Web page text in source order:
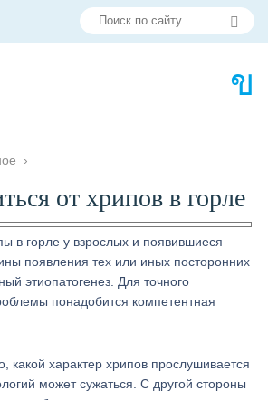
›
от хрипов в горле
в горле у взрослых и появившиеся
появления тех или иных посторонних
этиопатогенез. Для точного
понадобится компетентная
какой характер хрипов прослушивается
может сужаться. С другой стороны